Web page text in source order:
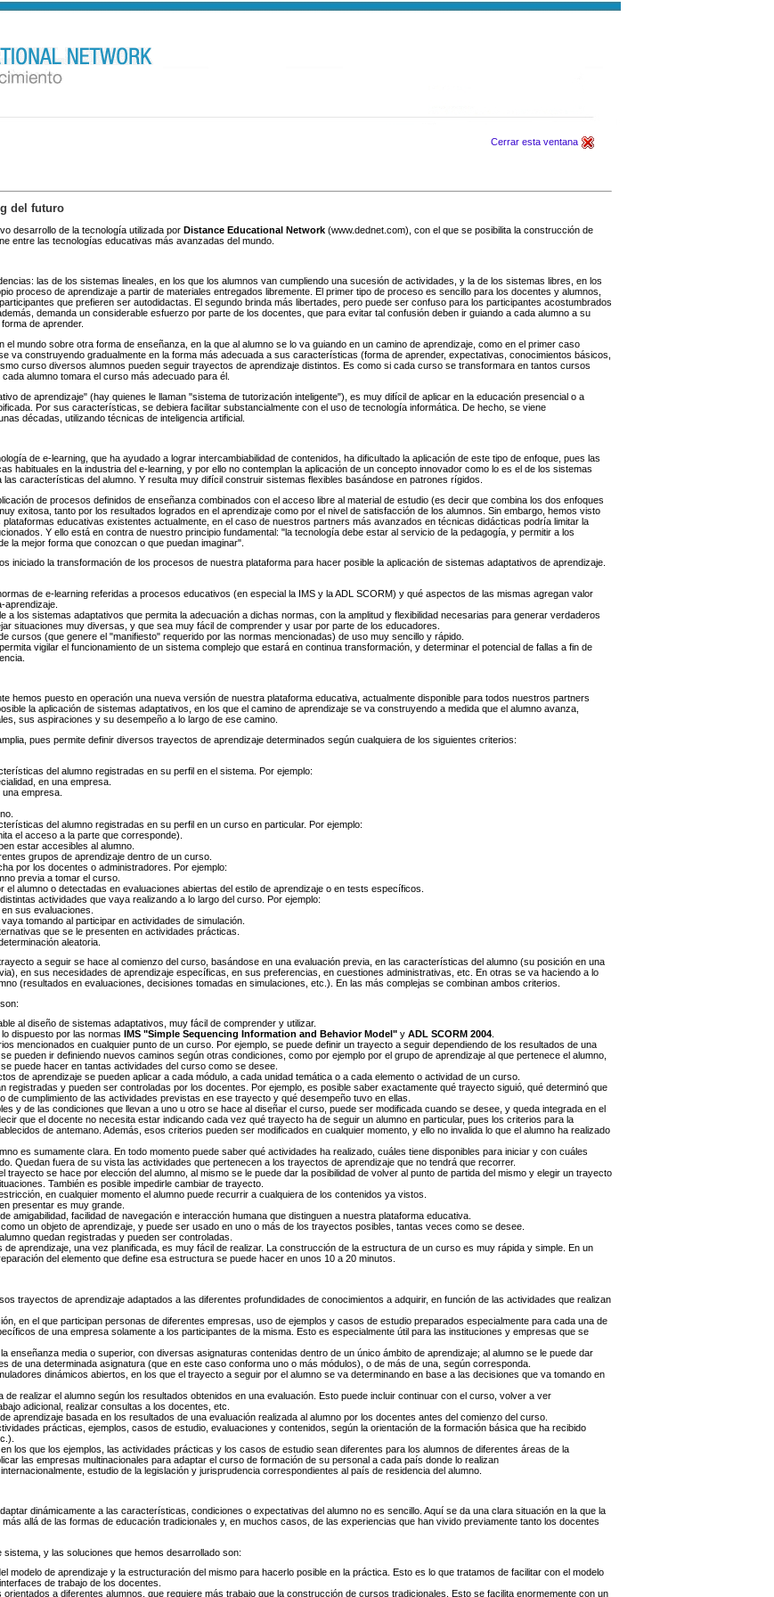
Cerrar esta ventana
del futuro
desarrollo de la tecnología utilizada por Distance Educational Network (www.dednet.com), con el que se posibilita la construcción de
entre las tecnologías educativas más avanzadas del mundo.
las de los sistemas lineales, en los que los alumnos van cumpliendo una sucesión de actividades, y la de los sistemas libres, en los
proceso de aprendizaje a partir de materiales entregados libremente. El primer tipo de proceso es sencillo para los docentes y alumnos,
que prefieren ser autodidactas. El segundo brinda más libertades, pero puede ser confuso para los participantes acostumbrados
demanda un considerable esfuerzo por parte de los docentes, que para evitar tal confusión deben ir guiando a cada alumno a su
de aprender.
el mundo sobre otra forma de enseñanza, en la que al alumno se lo va guiando en un camino de aprendizaje, como en el primer caso
va construyendo gradualmente en la forma más adecuada a sus características (forma de aprender, expectativas, conocimientos básicos,
curso diversos alumnos pueden seguir trayectos de aprendizaje distintos. Es como si cada curso se transformara en tantos cursos
alumno tomara el curso más adecuado para él.
de aprendizaje" (hay quienes le llaman "sistema de tutorización inteligente"), es muy difícil de aplicar en la educación presencial o a
Por sus características, se debiera facilitar substancialmente con el uso de tecnología informática. De hecho, se viene
décadas, utilizando técnicas de inteligencia artificial.
de e-learning, que ha ayudado a lograr intercambiabilidad de contenidos, ha dificultado la aplicación de este tipo de enfoque, pues las
habituales en la industria del e-learning, y por ello no contemplan la aplicación de un concepto innovador como lo es el de los sistemas
características del alumno. Y resulta muy difícil construir sistemas flexibles basándose en patrones rígidos.
de procesos definidos de enseñanza combinados con el acceso libre al material de estudio (es decir que combina los dos enfoques
exitosa, tanto por los resultados logrados en el aprendizaje como por el nivel de satisfacción de los alumnos. Sin embargo, hemos visto
educativas existentes actualmente, en el caso de nuestros partners más avanzados en técnicas didácticas podría limitar la
Y ello está en contra de nuestro principio fundamental: "la tecnología debe estar al servicio de la pedagogía, y permitir a los
la mejor forma que conozcan o que puedan imaginar".
iniciado la transformación de los procesos de nuestra plataforma para hacer posible la aplicación de sistemas adaptativos de aprendizaje.
de e-learning referidas a procesos educativos (en especial la IMS y la ADL SCORM) y qué aspectos de las mismas agregan valor
a los sistemas adaptativos que permita la adecuación a dichas normas, con la amplitud y flexibilidad necesarias para generar verdaderos
situaciones muy diversas, y que sea muy fácil de comprender y usar por parte de los educadores.
cursos (que genere el "manifiesto" requerido por las normas mencionadas) de uso muy sencillo y rápido.
vigilar el funcionamiento de un sistema complejo que estará en continua transformación, y determinar el potencial de fallas a fin de
hemos puesto en operación una nueva versión de nuestra plataforma educativa, actualmente disponible para todos nuestros partners
la aplicación de sistemas adaptativos, en los que el camino de aprendizaje se va construyendo a medida que el alumno avanza,
sus aspiraciones y su desempeño a lo largo de ese camino.
pues permite definir diversos trayectos de aprendizaje determinados según cualquiera de los siguientes criterios:
del alumno registradas en su perfil en el sistema. Por ejemplo:
en una empresa.
empresa.
del alumno registradas en su perfil en un curso en particular. Por ejemplo:
el acceso a la parte que corresponde).
estar accesibles al alumno.
grupos de aprendizaje dentro de un curso.
por los docentes o administradores. Por ejemplo:
previa a tomar el curso.
el alumno o detectadas en evaluaciones abiertas del estilo de aprendizaje o en tests específicos.
actividades que vaya realizando a lo largo del curso. Por ejemplo:
sus evaluaciones.
tomando al participar en actividades de simulación.
que se le presenten en actividades prácticas.
aleatoria.
a seguir se hace al comienzo del curso, basándose en una evaluación previa, en las características del alumno (su posición en una
en sus necesidades de aprendizaje específicas, en sus preferencias, en cuestiones administrativas, etc. En otras se va haciendo a lo
(resultados en evaluaciones, decisiones tomadas en simulaciones, etc.). En las más complejas se combinan ambos criterios.
al diseño de sistemas adaptativos, muy fácil de comprender y utilizar.
dispuesto por las normas
IMS "Simple Sequencing Information and Behavior Model" y ADL SCORM 2004.
mencionados en cualquier punto de un curso. Por ejemplo, se puede definir un trayecto a seguir dependiendo de los resultados de una
pueden ir definiendo nuevos caminos según otras condiciones, como por ejemplo por el grupo de aprendizaje al que pertenece el alumno,
puede hacer en tantas actividades del curso como se desee.
de aprendizaje se pueden aplicar a cada módulo, a cada unidad temática o a cada elemento o actividad de un curso.
registradas y pueden ser controladas por los docentes. Por ejemplo, es posible saber exactamente qué trayecto siguió, qué determinó que
de cumplimiento de las actividades previstas en ese trayecto y qué desempeño tuvo en ellas.
y de las condiciones que llevan a uno u otro se hace al diseñar el curso, puede ser modificada cuando se desee, y queda integrada en el
que el docente no necesita estar indicando cada vez qué trayecto ha de seguir un alumno en particular, pues los criterios para la
de antemano. Además, esos criterios pueden ser modificados en cualquier momento, y ello no invalida lo que el alumno ha realizado
es sumamente clara. En todo momento puede saber qué actividades ha realizado, cuáles tiene disponibles para iniciar y con cuáles
Quedan fuera de su vista las actividades que pertenecen a los trayectos de aprendizaje que no tendrá que recorrer.
trayecto se hace por elección del alumno, al mismo se le puede dar la posibilidad de volver al punto de partida del mismo y elegir un trayecto
También es posible impedirle cambiar de trayecto.
en cualquier momento el alumno puede recurrir a cualquiera de los contenidos ya vistos.
presentar es muy grande.
amigabilidad, facilidad de navegación e interacción humana que distinguen a nuestra plataforma educativa.
un objeto de aprendizaje, y puede ser usado en uno o más de los trayectos posibles, tantas veces como se desee.
quedan registradas y pueden ser controladas.
aprendizaje, una vez planificada, es muy fácil de realizar. La construcción de la estructura de un curso es muy rápida y simple. En un
del elemento que define esa estructura se puede hacer en unos 10 a 20 minutos.
trayectos de aprendizaje adaptados a las diferentes profundidades de conocimientos a adquirir, en función de las actividades que realizan
en el que participan personas de diferentes empresas, uso de ejemplos y casos de estudio preparados especialmente para cada una de
de una empresa solamente a los participantes de la misma. Esto es especialmente útil para las instituciones y empresas que se
enseñanza media o superior, con diversas asignaturas contenidas dentro de un único ámbito de aprendizaje; al alumno se le puede dar
de una determinada asignatura (que en este caso conforma uno o más módulos), o de más de una, según corresponda.
dinámicos abiertos, en los que el trayecto a seguir por el alumno se va determinando en base a las decisiones que va tomando en
de realizar el alumno según los resultados obtenidos en una evaluación. Esto puede incluir continuar con el curso, volver a ver
adicional, realizar consultas a los docentes, etc.
aprendizaje basada en los resultados de una evaluación realizada al alumno por los docentes antes del comienzo del curso.
prácticas, ejemplos, casos de estudio, evaluaciones y contenidos, según la orientación de la formación básica que ha recibido
los que los ejemplos, las actividades prácticas y los casos de estudio sean diferentes para los alumnos de diferentes áreas de la
las empresas multinacionales para adaptar el curso de formación de su personal a cada país donde lo realizan
estudio de la legislación y jurisprudencia correspondientes al país de residencia del alumno.
dinámicamente a las características, condiciones o expectativas del alumno no es sencillo. Aquí se da una clara situación en la que la
allá de las formas de educación tradicionales y, en muchos casos, de las experiencias que han vivido previamente tanto los docentes
y las soluciones que hemos desarrollado son:
modelo de aprendizaje y la estructuración del mismo para hacerlo posible en la práctica. Esto es lo que tratamos de facilitar con el modelo
de trabajo de los docentes.
orientados a diferentes alumnos, que requiere más trabajo que la construcción de cursos tradicionales. Esto se facilita enormemente con un